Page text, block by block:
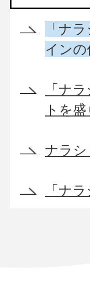
「ナ
インの
「ナ
トを
ナラ
「ナ